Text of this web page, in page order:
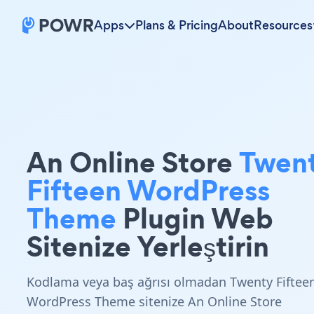
Apps Plans & PricingAboutResources
An Online Store
Fifteen WordPress
Theme Plugin Web
Sitenize Yerleştirin
Kodlama veya baş ağrısı olmadan Twenty
WordPress Theme sitenize An Online Store